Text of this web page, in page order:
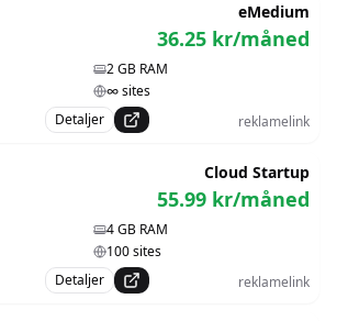
eMedium
36.25 kr/måned
2GB RAM
∞sites
Detaljer reklamelink
Cloud Startup
55.99 kr/måned
4GB RAM
100sites
Detaljer reklamelink